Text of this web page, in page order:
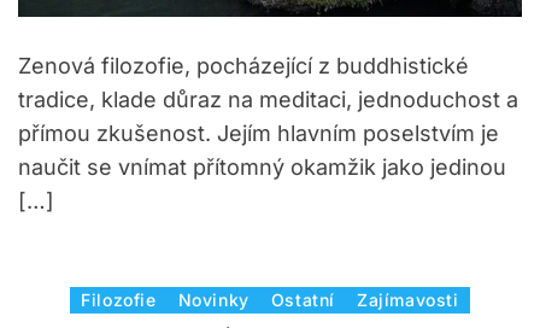
Zenová filozofie, pocházející z buddhistické
tradice, klade důraz na meditaci, jednoduchost a
přímou zkušenost. Jejím hlavním poselstvím je
naučit se vnímat přítomný okamžik jako jedinou
[…]
Filozofie Novinky Ostatní Zajímavosti